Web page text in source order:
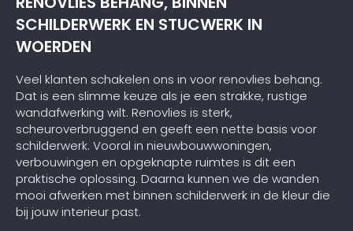
SCHILDERWERK EN STUCWERK IN
WOERDEN
Veel klanten schakelen ons in voor renovlies behang.
Dat is een slimme keuze als je een strakke, rustige
wandafwerking wilt. Renovlies is sterk,
scheuroverbruggend en geeft een nette basis voor
schilderwerk. Vooral in nieuwbouwwoningen,
verbouwingen en opgeknapte ruimtes is dit een
praktische oplossing. Daarna kunnen we de wanden
mooi afwerken met binnen schilderwerk in de kleur die
bij jouw interieur past.